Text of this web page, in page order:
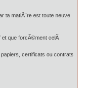
ta matiÃ¨re est toute neuve
et que forcÃ©ment celÃ
certificats ou contrats